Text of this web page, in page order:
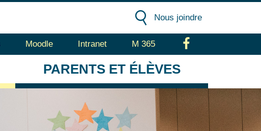
Nous joindre
Moodle Intranet M 365
PARENTS ET ÉLÈVES